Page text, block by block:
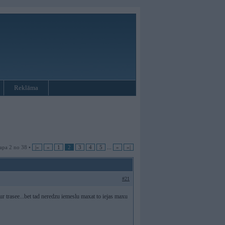
Reklāma
2 no 38 • |« « 1 2 3 4 5 » »|
#21
trasee...bet tad neredzu iemeslu maxat to iejas maxu